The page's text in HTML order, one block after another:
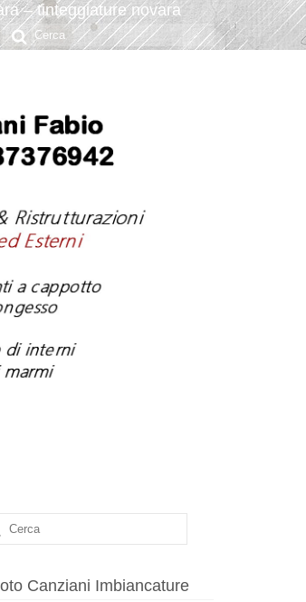
– tinteggiature novara
Cerca:
Canziani Imbiancature